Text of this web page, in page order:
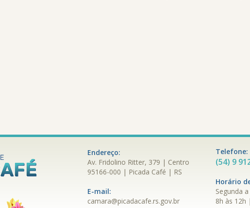
Endereço:
Av. Fridolino Ritter, 379 | Centro
95166-000 | Picada Café | RS
E-mail:
camara@picadacafe.rs.gov.br
Telefone:
(54) 9
Horário
Segunda
8h às 12h